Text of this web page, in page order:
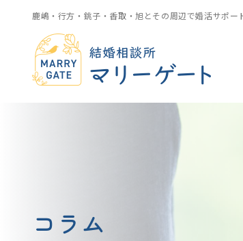
鹿嶋・行方・銚子・香取・旭とその周辺で婚活サポ
コラム